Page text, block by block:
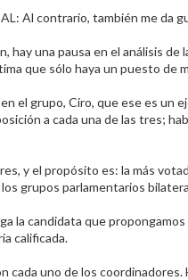
Al contrario, también me da
hay una pausa en el análisis
que sólo haya un puesto de
el grupo, Ciro, que ese es un
a cada una de las tres;
y el propósito es: la más
grupos parlamentarios
la candidata que
calificada.​
cada uno de los